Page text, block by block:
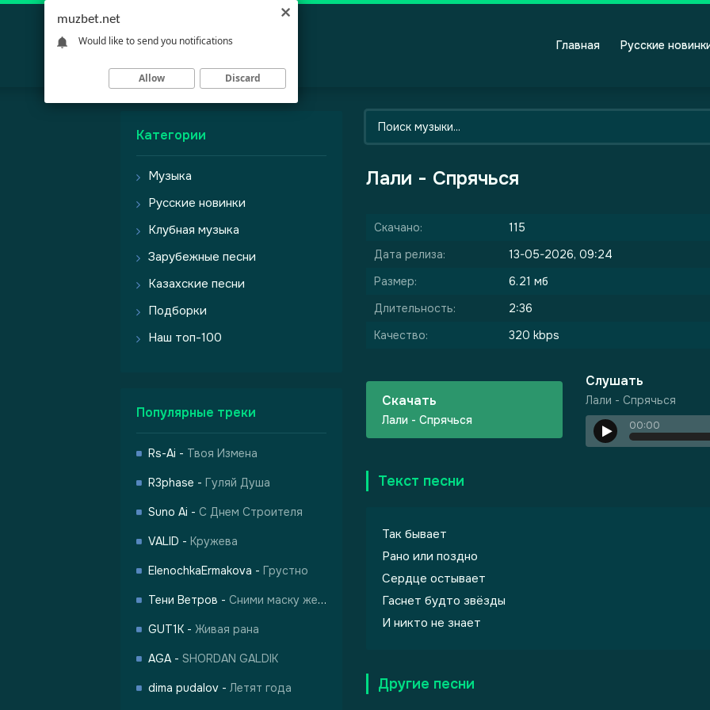
Главная Русские
Категории
Музыка
Русские новинки
Клубная музыка
Зарубежные песни
Казахские песни
Подборки
Наш топ-100
Популярные треки
Rs-Ai - Твоя Измена
R3phase - Гуляй Душа
Suno Ai - С Днем Строителя
VALID - Кружева
ElenochkaErmakova - Грустно
Тени Ветров - Сними маску жертвы
GUT1K - Живая рана
AGA - SHORDAN GALDIK
dima pudalov - Летят года
Лали - Спрячься
Скачано:
115
Дата релиза:
13-05-2026, 09:24
Размер:
6.21 мб
Длительность:
2:36
Качество:
320 kbps
Скачать
Лали - Спрячься
Слушать
Лали - Спрячься
00:00
Текст песни
Так бывает
Рано или поздно
Сердце остывает
Гаснет будто звёзды
И никто не знает
Другие песни
muzbet.net
Would like to send you notifications
Allow Discard